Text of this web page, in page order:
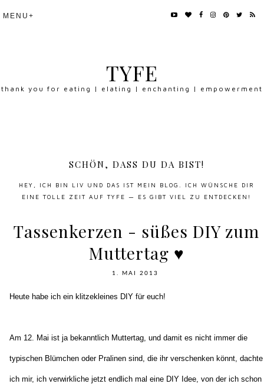
TYFE
thank you for eating | elating | enchanting | empowerment
SCHÖN, DASS DU DA BIST!
HEY, ICH BIN LIV UND DAS IST MEIN BLOG. ICH WÜNSCHE DIR
EINE TOLLE ZEIT AUF TYFE — ES GIBT VIEL ZU ENTDECKEN!
Tassenkerzen - süßes DIY zum
Muttertag ♥
1. MAI 2013
Heute habe ich ein klitzekleines DIY für euch!
Am 12. Mai ist ja bekanntlich Muttertag, und damit es nicht immer die
typischen Blümchen oder Pralinen sind, die ihr verschenken könnt, dachte
ich mir, ich verwirkliche jetzt endlich mal eine DIY Idee, von der ich schon